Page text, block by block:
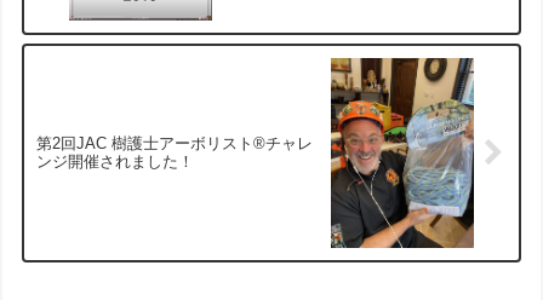
第2回JAC 樹護士アーボリスト®︎チャレ
ンジ開催されました！